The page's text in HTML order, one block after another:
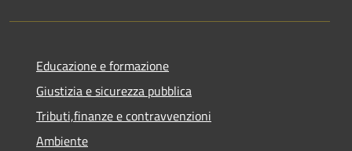
Educazione e formazione
Giustizia e sicurezza pubblica
Tributi,finanze e contravvenzioni
Ambiente